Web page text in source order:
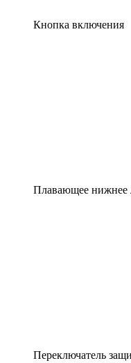
Кнопка включения
Плавающее нижнее
Переключатель